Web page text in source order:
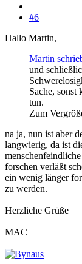
#6
Hallo Martin,
Martin
und
Sache, sonst
tun.
Zum
na ja, nun ist aber
langwierig, da ist
forschen verläßt
ein wenig länger
zu werden.
Herzliche Grüße
MAC